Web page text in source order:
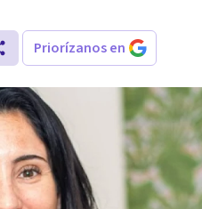
Priorízanos en